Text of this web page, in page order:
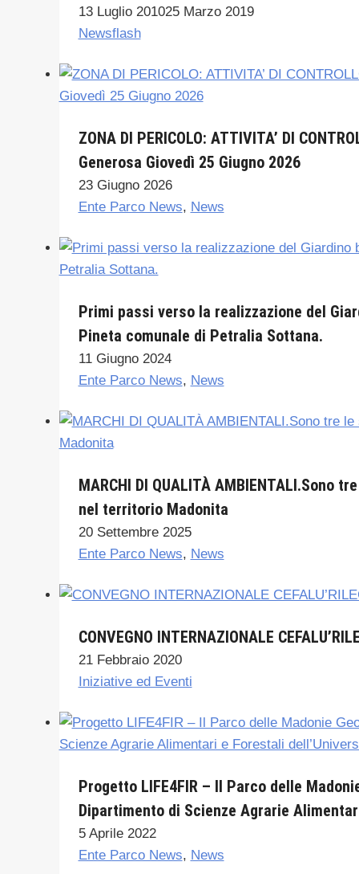
13 Luglio 201025 Marzo 2019
Newsflash
ZONA DI PERICOLO: ATTIVITA’ DI
Generosa Giovedì 25 Giugno 2026
23 Giugno 2026
Ente Parco News, News
Primi passi verso la realizzazione del
Pineta comunale di Petralia Sottana.
11 Giugno 2024
Ente Parco News, News
MARCHI DI QUALITÀ
nel territorio Madonita
20 Settembre 2025
Ente Parco News, News
CONVEGNO INTERNAZIONALE
21 Febbraio 2020
Iniziative ed Eventi
Progetto LIFE4FIR – Il Parco delle
Dipartimento di Scienze Agrarie
5 Aprile 2022
Ente Parco News, News